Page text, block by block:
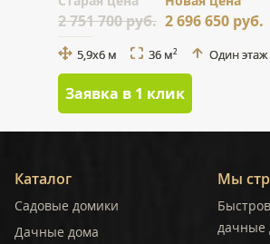
2 751 700 руб. 2 696 650 руб.
5,9x6 м 36 м2 Один этаж
Заявка в 1 клик
Каталог
Садовые домики
Дачные дома
Мы
дачные